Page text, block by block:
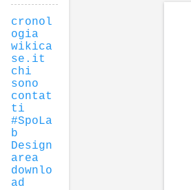
cronol
ogia
wikica
se.it
chi
sono
contat
ti
#SpoLa
b
Design
area
downlo
ad